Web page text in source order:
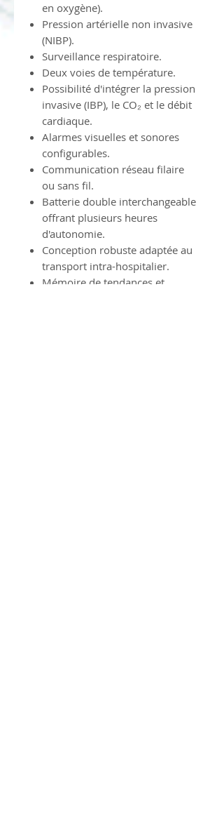
en oxygène).
Pression artérielle non invasive
(NIBP).
Surveillance respiratoire.
Deux voies de température.
Possibilité d'intégrer la pression
invasive (IBP), le CO₂ et le débit
cardiaque.
Alarmes visuelles et sonores
configurables.
Communication réseau filaire
ou sans fil.
Batterie double interchangeable
offrant plusieurs heures
d'autonomie.
Conception robuste adaptée au
transport intra-hospitalier.
Mémoire de tendances et